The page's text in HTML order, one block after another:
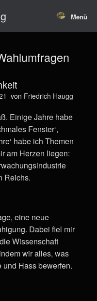
Menü
von Friedrich Haugg
Einige Jahre habe
Fenster‘,
habe ich Themen
am Herzen liegen:
Reichs.
eine neue
Dabei fiel mir
Wissenschaft
wir alles, was
und Hass bewerfen.